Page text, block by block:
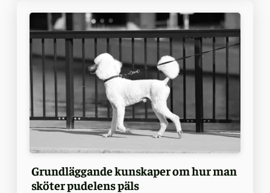
Grundläggande kunskaper om hur man
sköter pudelens päls